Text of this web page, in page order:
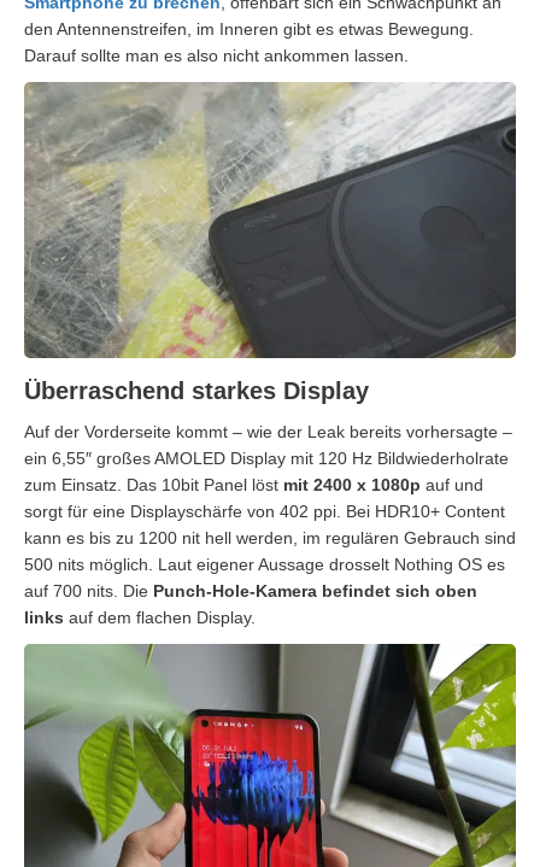
den Antennenstreifen, im Inneren gibt es etwas Bewegung.
Darauf sollte man es also nicht ankommen lassen.
Überraschend starkes Display
Auf der Vorderseite kommt – wie der Leak bereits vorhersagte –
ein 6,55″ großes AMOLED Display mit 120 Hz Bildwiederholrate
zum Einsatz. Das 10bit Panel löst mit 2400 x 1080p auf und
sorgt für eine Displayschärfe von 402 ppi. Bei HDR10+ Content
kann es bis zu 1200 nit hell werden, im regulären Gebrauch sind
500 nits möglich. Laut eigener Aussage drosselt Nothing OS es
auf 700 nits. Die Punch-Hole-Kamera befindet sich oben
links auf dem flachen Display.